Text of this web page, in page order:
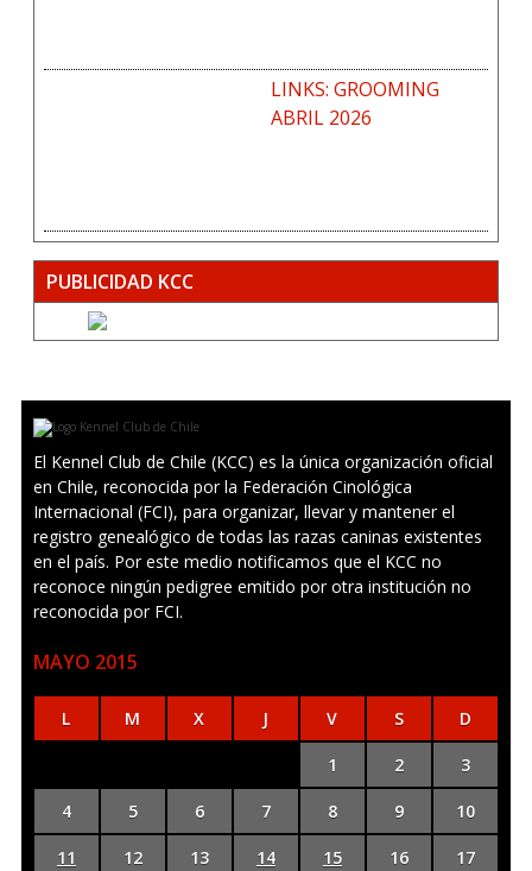
LINKS: GROOMING
ABRIL 2026
PUBLICIDAD KCC
El Kennel Club de Chile (KCC) es la única organización oficial
en Chile, reconocida por la Federación Cinológica
Internacional (FCI), para organizar, llevar y mantener el
registro genealógico de todas las razas caninas existentes
en el país. Por este medio notificamos que el KCC no
reconoce ningún pedigree emitido por otra institución no
reconocida por FCI.
MAYO 2015
L M X J V S D
1 2 3
4 5 6 7 8 9 10
11 12 13 14 15 16 17